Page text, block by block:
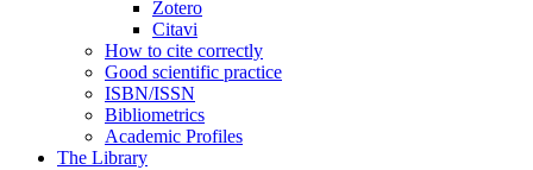
Zotero
Citavi
How to cite correctly
Good scientific practice
ISBN/ISSN
Bibliometrics
Academic Profiles
The Library